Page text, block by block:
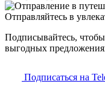
Отправляйтесь в
Подписывайтесь,
выгодных
Подписаться на